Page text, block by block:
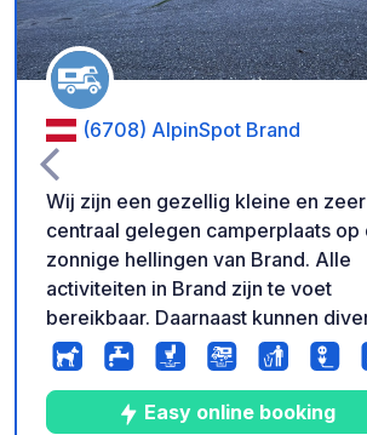
(6708) AlpinSpot Brand
Wij zijn een gezellig kleine en zeer
centraal gelegen camperplaats op
zonnige hellingen van Brand. Alle
activiteiten in Brand zijn te voet
bereikbaar. Daarnaast kunnen
wandelingen direct vanaf de
worden gestart of met de
ernaast. Er is een gratis plek om je
Easy online booking